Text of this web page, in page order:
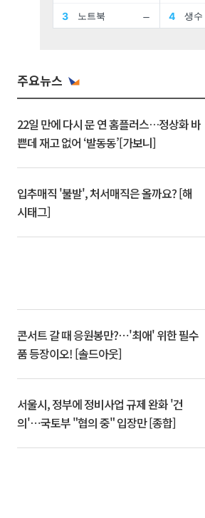
주요뉴스
22일 만에 다시 문 연 홈플러스…정상화 바
쁜데 재고 없어 ‘발동동’[가보니]
입추매직 '불발', 처서매직은 올까요? [해
시태그]
콘서트 갈 때 응원봉만?⋯'최애' 위한 필수
품 등장이오! [솔드아웃]
서울시, 정부에 정비사업 규제 완화 '건
의'⋯국토부 "협의 중" 입장만 [종합]